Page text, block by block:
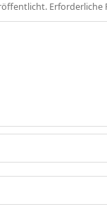
Erforderliche